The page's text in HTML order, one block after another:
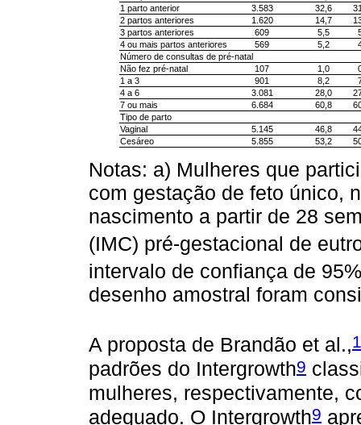
1 parto anterior
3.583 32,6
2 partos anteriores
1.620 14,7
3 partos anteriores
609 5,5
4 ou mais partos anteriores
569 5,2
Número de consultas de pré-natal
Não fez pré-natal
107 1,0
1 a 3
901 8,2
4 a 6
3.081 28,0
7 ou mais
6.684 60,8
Tipo de parto
Vaginal
5.145 46,8
Cesáreo
5.855 53,2
Notas: a) Mulheres que
com gestação de feto único,
nascimento a partir de 28
(IMC) pré-gestacional de
intervalo de confiança de
desenho amostral foram
A proposta de Brandão et al.,
padrões do Intergrowth9
mulheres, respectivamente,
adequado. O Intergrowth9